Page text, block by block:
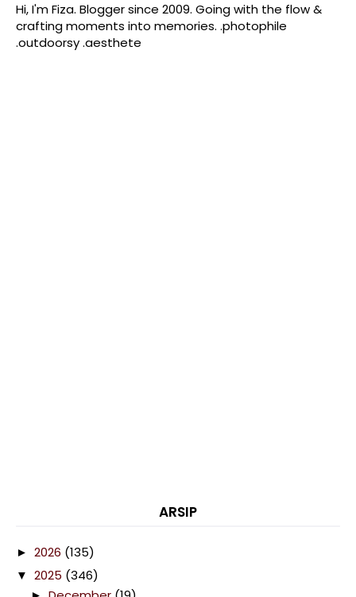
Hi, I'm Fiza. Blogger since 2009. Going with the flow &
crafting moments into memories. .photophile
.outdoorsy .aesthete
ARSIP
► 2026 (135)
▼ 2025 (346)